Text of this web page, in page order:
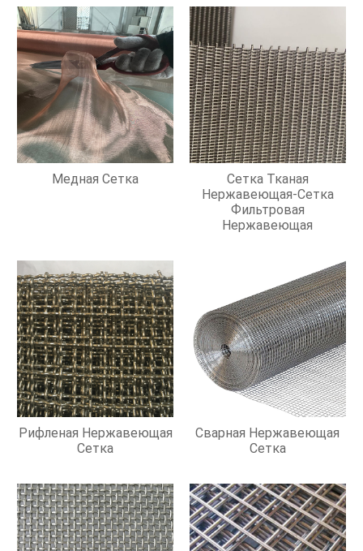
Медная Сетка
Сетка Тканая
Нержавеющая-Сетка
Фильтровая
Нержавеющая
Рифленая Нержавеющая
Сетка
Сварная Нержавеющая
Сетка